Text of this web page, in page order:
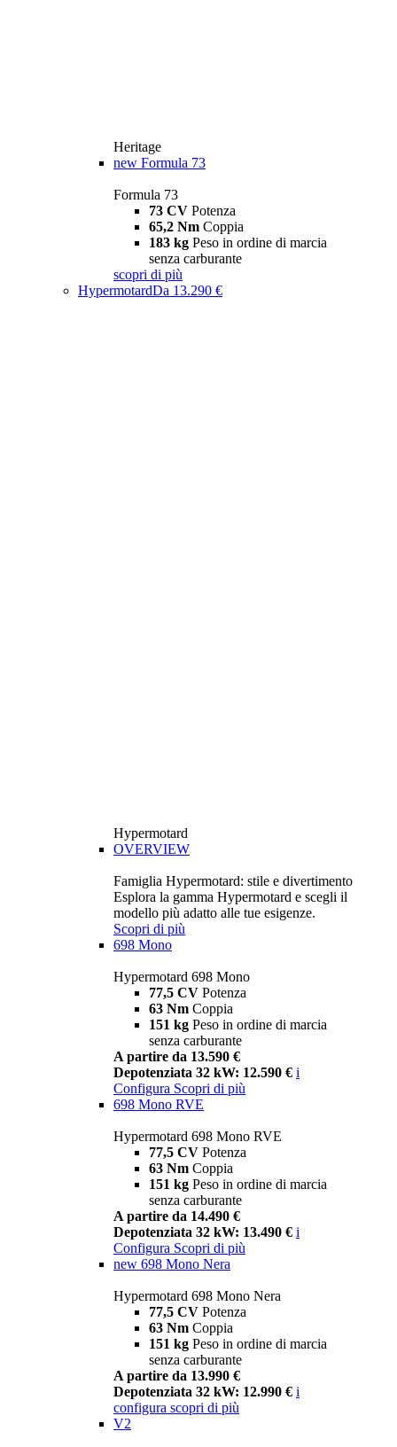
Heritage
new Formula 73
Formula 73
73 CV Potenza
65,2 Nm Coppia
183 kg Peso in ordine di marcia
senza carburante
scopri di più
HypermotardDa 13.290 €
Hypermotard
OVERVIEW
Famiglia Hypermotard: stile e divertimento
Esplora la gamma Hypermotard e scegli il
modello più adatto alle tue esigenze.
Scopri di più
698 Mono
Hypermotard 698 Mono
77,5 CV Potenza
63 Nm Coppia
151 kg Peso in ordine di marcia
senza carburante
A partire da 13.590 €
Depotenziata 32 kW: 12.590 € i
Configura Scopri di più
698 Mono RVE
Hypermotard 698 Mono RVE
77,5 CV Potenza
63 Nm Coppia
151 kg Peso in ordine di marcia
senza carburante
A partire da 14.490 €
Depotenziata 32 kW: 13.490 € i
Configura Scopri di più
new 698 Mono Nera
Hypermotard 698 Mono Nera
77,5 CV Potenza
63 Nm Coppia
151 kg Peso in ordine di marcia
senza carburante
A partire da 13.990 €
Depotenziata 32 kW: 12.990 € i
configura scopri di più
V2